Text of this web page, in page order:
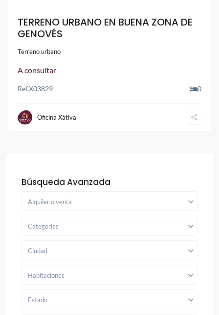
TERRENO URBANO EN BUENA ZONA DE
GENOVÉS
Terreno urbano
A consultar
Ref.X03829 0
Oficina Xàtiva
Búsqueda Avanzada
Alquiler o venta
Categorías
Ciudad
Habitaciones
Estado